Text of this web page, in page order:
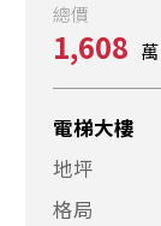
總價
1,608 萬
電梯大樓
地坪
格局